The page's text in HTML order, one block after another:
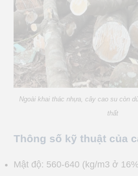
Ngoài khai thác nhựa, cây cao su còn
thất
Thông số kỹ thuật của
Mật độ: 560-640 (kg/m3 ở